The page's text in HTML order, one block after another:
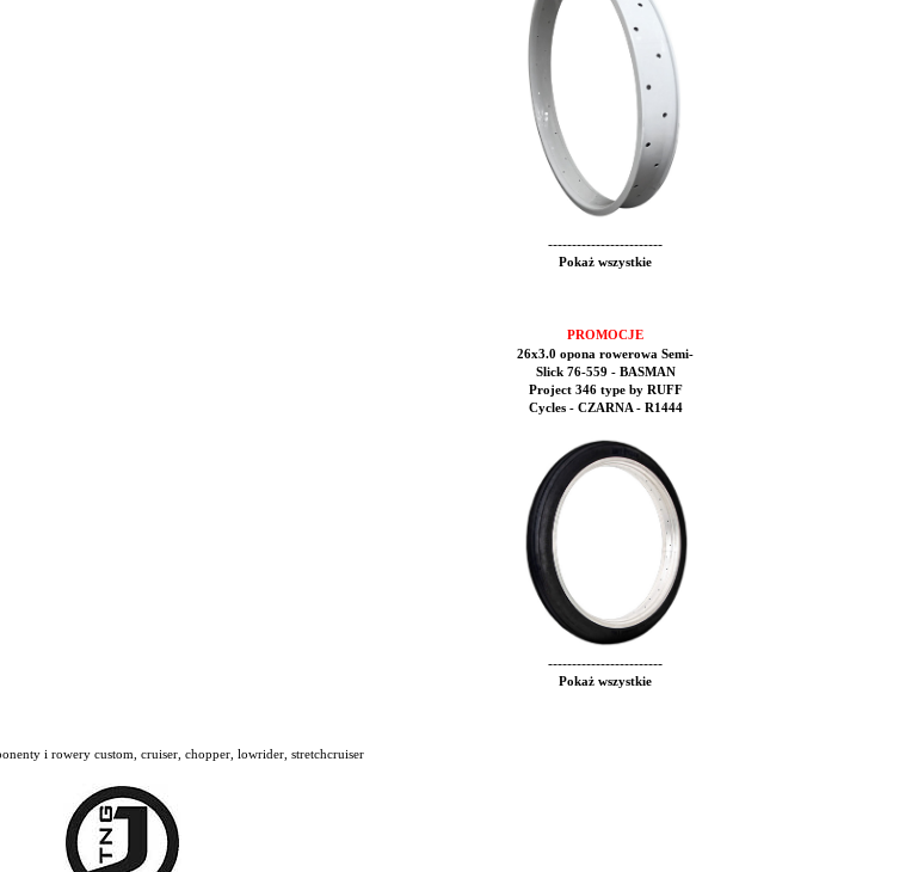
------------------------
Pokaż wszystkie
PROMOCJE
26x3.0 opona rowerowa Semi-
Slick 76-559 - BASMAN
Project 346 type by RUFF
Cycles - CZARNA - R1444
------------------------
Pokaż wszystkie
i rowery custom, cruiser, chopper, lowrider, stretchcruiser